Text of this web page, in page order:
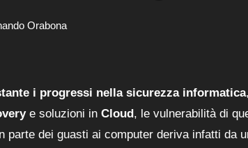
Orabona
i progressi nella sicurezza informatica
e soluzioni in Cloud, le vulnerabilità di
parte dei guasti ai computer deriva infatti da